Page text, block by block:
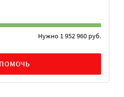
Нужно 1 952 960 руб.
ПОМОЧЬ